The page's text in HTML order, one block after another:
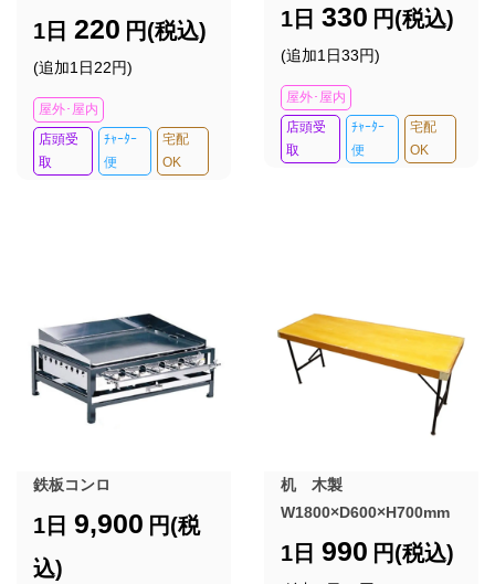
1日 220 円(税込)
(追加1日22円)
屋外･屋内
店頭受
取
ﾁｬｰﾀｰ
便
宅配
OK
1日 330 円(税込)
(追加1日33円)
屋外･屋内
店頭受
取
ﾁｬｰﾀｰ
便
宅配
OK
鉄板コンロ
1日 9,900 円(税
込)
机 木製
W1800×D600×H700mm
1日 990 円(税込)